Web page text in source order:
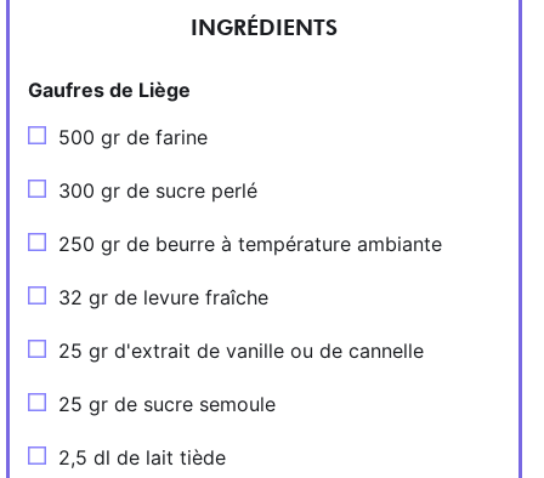
INGRÉDIENTS
Gaufres de Liège
500 gr de farine
300 gr de sucre perlé
250 gr de beurre à température ambiante
32 gr de levure fraîche
25 gr d'extrait de vanille ou de cannelle
25 gr de sucre semoule
2,5 dl de lait tiède